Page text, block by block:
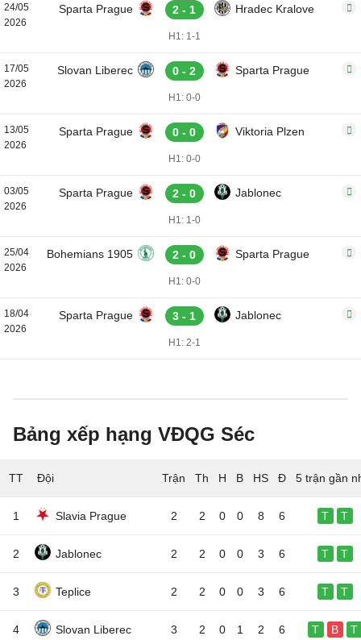
24/05
2026
Sparta Prague 2 - 1 Hradec Kralove
H1: 1-1
17/05
2026
Slovan Liberec 0 - 2 Sparta Prague
H1: 0-0
13/05
2026
Sparta Prague 0 - 0 Viktoria Plzen
H1: 0-0
03/05
2026
Sparta Prague 2 - 0 Jablonec
H1: 1-0
25/04
2026
Bohemians 1905 2 - 0 Sparta Prague
H1: 0-0
18/04
2026
Sparta Prague 3 - 1 Jablonec
H1: 2-1
Bảng xếp hạng VĐQG Séc
TT Đội 5 trận gần
1 Slavia Prague 2 2 0 0 8 6 T T
2 Jablonec 2 2 0 0 3 6 T T
3 Teplice 2 2 0 0 3 6 T T
4 Slovan Liberec 3 2 0 1 2 6 T B T